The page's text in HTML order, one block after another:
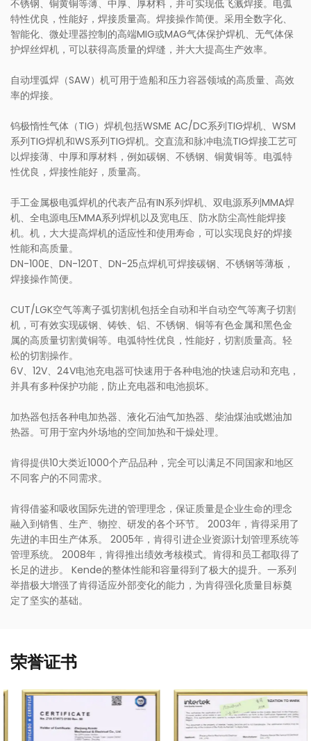
不锈钢、铜黄铜等薄、中厚、厚材料，并可实现低飞溅焊接。电弧
特性优良，性能好，焊接质量高。焊接操作简便。采用全数字化、
智能化、微处理器控制的高端MIG或MAG气体保护焊机、无气体保
护焊丝焊机，可以获得高质量的焊缝，并大大提高生产效率。
自动埋弧焊（SAW）机可用于造船和压力容器领域的高质量、高效
率的焊接。
钨极惰性气体（TIG）焊机包括WSME AC/DC系列TIG焊机、WSM
系列TIG焊机和WS系列TIG焊机。交直流和脉冲电流TIG焊接工艺可
以焊接薄、中厚和厚材料，例如碳钢、不锈钢、铜黄铜等。电弧特
性优良，焊接性能好，质量高。
手工金属极电弧焊机的代表产品有IN系列焊机、双电源系列MMA焊
机、全电源电压MMA系列焊机以及宽电压、防水防尘高性能焊接
机。机，大大提高焊机的适应性和使用寿命，可以实现良好的焊接
性能和高质量。
DN-100E、DN-120T、DN-25点焊机可焊接碳钢、不锈钢等薄板，
焊接操作简便。
CUT/LGK空气等离子弧切割机包括全自动和半自动空气等离子切割
机，可有效实现碳钢、铸铁、铝、不锈钢、铜等有色金属和黑色金
属的高质量切割黄铜等。电弧特性优良，性能好，切割质量高。轻
松的切割操作。
6V、12V、24V电池充电器可快速用于各种电池的快速启动和充电，
并具有多种保护功能，防止充电器和电池损坏。
加热器包括各种电加热器、液化石油气加热器、柴油煤油或燃油加
热器。可用于室内外场地的空间加热和干燥处理。
肯得提供10大类近1000个产品品种，完全可以满足不同国家和地区
不同客户的不同需求。
肯得借鉴和吸收国际先进的管理理念，保证质量是企业生命的理念
融入到销售、生产、物控、研发的各个环节。 2003年，肯得采用了
先进的丰田生产体系。 2005年，肯得引进企业资源计划管理系统等
管理系统。 2008年，肯得推出绩效考核模式。肯得和员工都取得了
长足的进步。 Kende的整体性能和容量得到了极大的提升。一系列
举措极大增强了肯得适应外部变化的能力，为肯得强化质量目标奠
定了坚实的基础。
荣誉证书